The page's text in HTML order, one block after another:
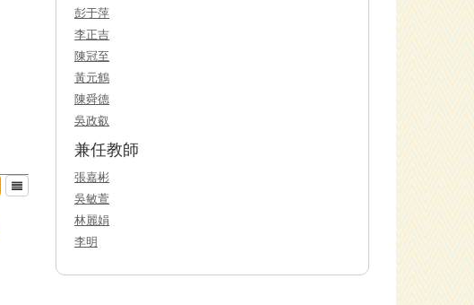
彭于萍
李正吉
陳冠至
黃元鶴
陳舜德
吳政叡
兼任教師
張嘉彬
吳敏萱
林麗娟
李明